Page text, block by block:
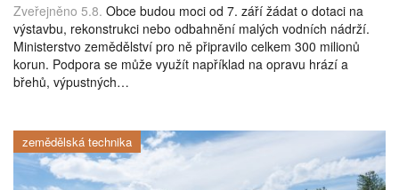
Zveřejněno 5.8. Obce budou moci od 7. září žádat o dotaci na
výstavbu, rekonstrukci nebo odbahnění malých vodních nádrží.
Ministerstvo zemědělství pro ně připravilo celkem 300 milionů
korun. Podpora se může využít například na opravu hrází a
břehů, výpustných…
zemědělská technika